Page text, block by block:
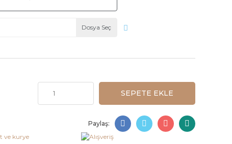
Dosya Seç
SEPETE EKLE
Paylaş: